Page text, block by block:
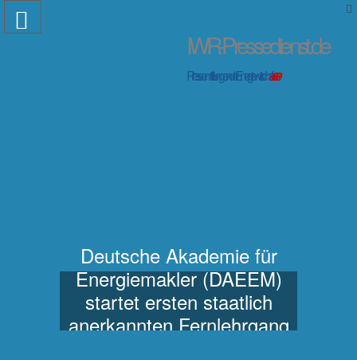
IWR-Pressedienst.de
Pressemitteilungen der Energiewirtschaftseit 1999
Deutsche Akademie für
Energiemakler (DAEEM)
startet ersten staatlich
anerkannten Fernlehrgang